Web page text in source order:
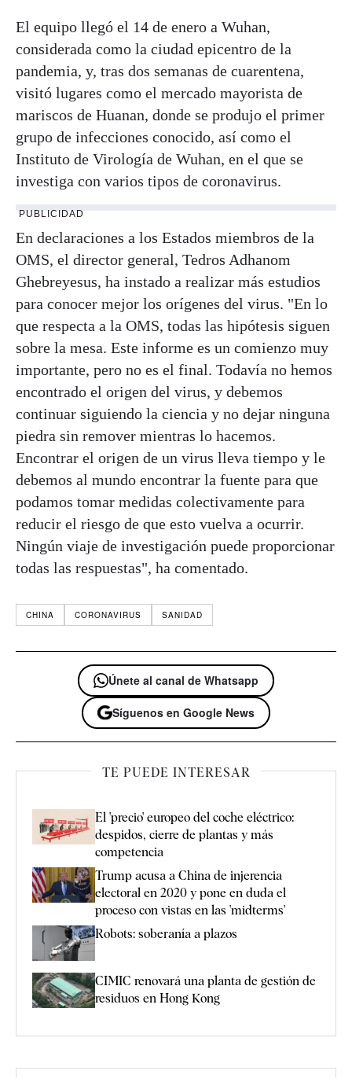
El equipo llegó el 14 de enero a Wuhan,
considerada como la ciudad epicentro de la
pandemia, y, tras dos semanas de cuarentena,
visitó lugares como el mercado mayorista de
mariscos de Huanan, donde se produjo el primer
grupo de infecciones conocido, así como el
Instituto de Virología de Wuhan, en el que se
investiga con varios tipos de coronavirus.
PUBLICIDAD
En declaraciones a los Estados miembros de la
OMS, el director general, Tedros Adhanom
Ghebreyesus, ha instado a realizar más estudios
para conocer mejor los orígenes del virus. "En lo
que respecta a la OMS, todas las hipótesis siguen
sobre la mesa. Este informe es un comienzo muy
importante, pero no es el final. Todavía no hemos
encontrado el origen del virus, y debemos
continuar siguiendo la ciencia y no dejar ninguna
piedra sin remover mientras lo hacemos.
Encontrar el origen de un virus lleva tiempo y le
debemos al mundo encontrar la fuente para que
podamos tomar medidas colectivamente para
reducir el riesgo de que esto vuelva a ocurrir.
Ningún viaje de investigación puede proporcionar
todas las respuestas", ha comentado.
CHINA CORONAVIRUS SANIDAD
Únete al canal de Whatsapp
Síguenos en Google News
TE PUEDE INTERESAR
El 'precio' europeo del coche eléctrico:
despidos, cierre de plantas y más
competencia
Trump acusa a China de injerencia
electoral en 2020 y pone en duda el
proceso con vistas en las 'midterms'
Robots: soberanía a plazos
CIMIC renovará una planta de gestión de
residuos en Hong Kong